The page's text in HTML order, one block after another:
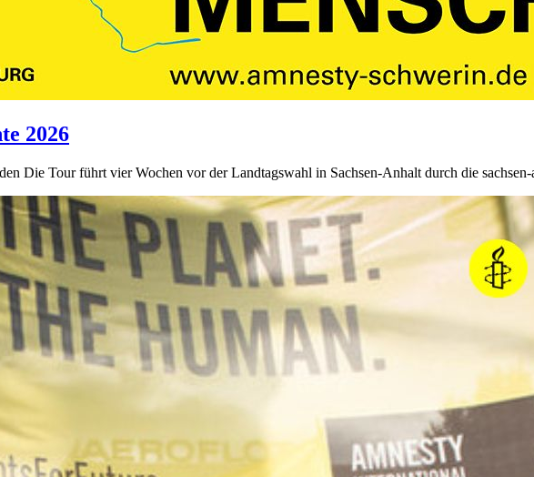
2026
Die Tour führt vier Wochen vor der Landtagswahl in Sachsen-Anhalt durch die sachsen-